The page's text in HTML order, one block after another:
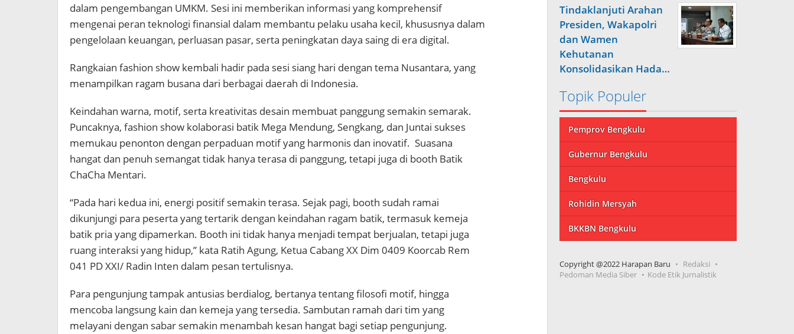
dalam pengembangan UMKM. Sesi ini memberikan informasi yang komprehensif
mengenai peran teknologi finansial dalam membantu pelaku usaha kecil, khususnya dalam
pengelolaan keuangan, perluasan pasar, serta peningkatan daya saing di era digital.
Rangkaian fashion show kembali hadir pada sesi siang hari dengan tema Nusantara, yang
menampilkan ragam busana dari berbagai daerah di Indonesia.
Keindahan warna, motif, serta kreativitas desain membuat panggung semakin semarak.
Puncaknya, fashion show kolaborasi batik Mega Mendung, Sengkang, dan Juntai sukses
memukau penonton dengan perpaduan motif yang harmonis dan inovatif. Suasana
hangat dan penuh semangat tidak hanya terasa di panggung, tetapi juga di booth Batik
ChaCha Mentari.
“Pada hari kedua ini, energi positif semakin terasa. Sejak pagi, booth sudah ramai
dikunjungi para peserta yang tertarik dengan keindahan ragam batik, termasuk kemeja
batik pria yang dipamerkan. Booth ini tidak hanya menjadi tempat berjualan, tetapi juga
ruang interaksi yang hidup,” kata Ratih Agung, Ketua Cabang XX Dim 0409 Koorcab Rem
041 PD XXI/ Radin Inten dalam pesan tertulisnya.
Para pengunjung tampak antusias berdialog, bertanya tentang filosofi motif, hingga
mencoba langsung kain dan kemeja yang tersedia. Sambutan ramah dari tim yang
melayani dengan sabar semakin menambah kesan hangat bagi setiap pengunjung.
Tindaklanjuti Arahan
Presiden, Wakapolri
dan Wamen
Kehutanan
Konsolidasikan Hada…
Topik Populer
Pemprov Bengkulu
Gubernur Bengkulu
Bengkulu
Rohidin Mersyah
BKKBN Bengkulu
Copyright @2022 Harapan Baru
Redaksi
Pedoman Media Siber
Kode Etik Jurnalistik